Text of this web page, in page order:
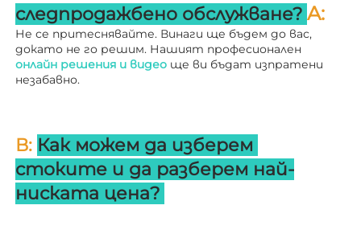
следпродажбено обслужване?
Не се притеснявайте. Винаги ще бъдем до вас,
онлайн решения и видео ще ви бъдат изпратени
незабавно.
В: Как можем да изберем
стоките и да разберем най-
ниската цена?